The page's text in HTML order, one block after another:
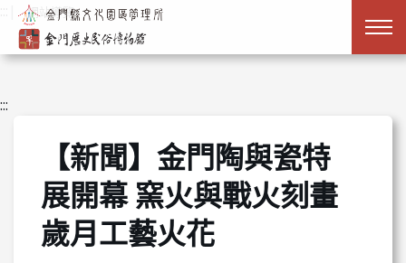
跳到主要內容
網站導覽
:::
【新聞】金門陶與瓷特
展開幕 窯火與戰火刻畫
歲月工藝火花